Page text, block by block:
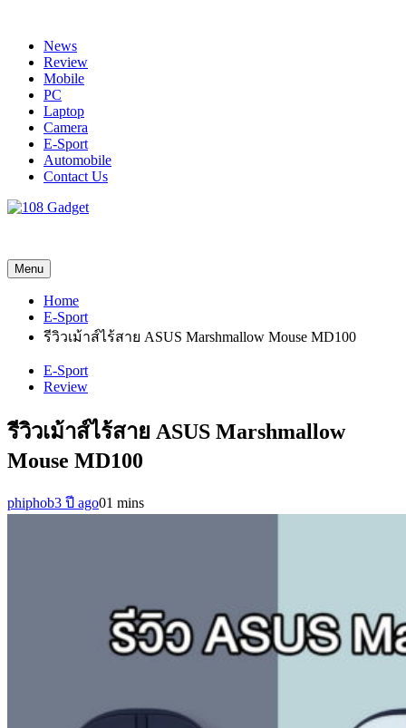
contentNews
Review
Mobile
PC
Laptop
Camera
E-Sport
Automobile
Contact Us
Menu
Home
E-Sport
รีวิวเม้าส์ไร้สาย ASUS Marshmallow Mouse MD100
E-Sport
Review
รีวิวเม้าส์ไร้สาย ASUS Marshmallow
Mouse MD100
phiphob3 ปี ago01 mins